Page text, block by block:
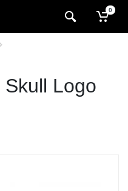
0
Logo